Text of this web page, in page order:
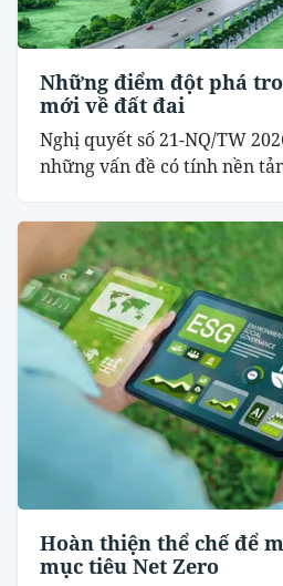
Những điểm đột phá
mới về đất đai
Nghị quyết số 21-NQ/TW
những vấn đề có tính nền
Hoàn thiện thể chế để
mục tiêu Net Zero